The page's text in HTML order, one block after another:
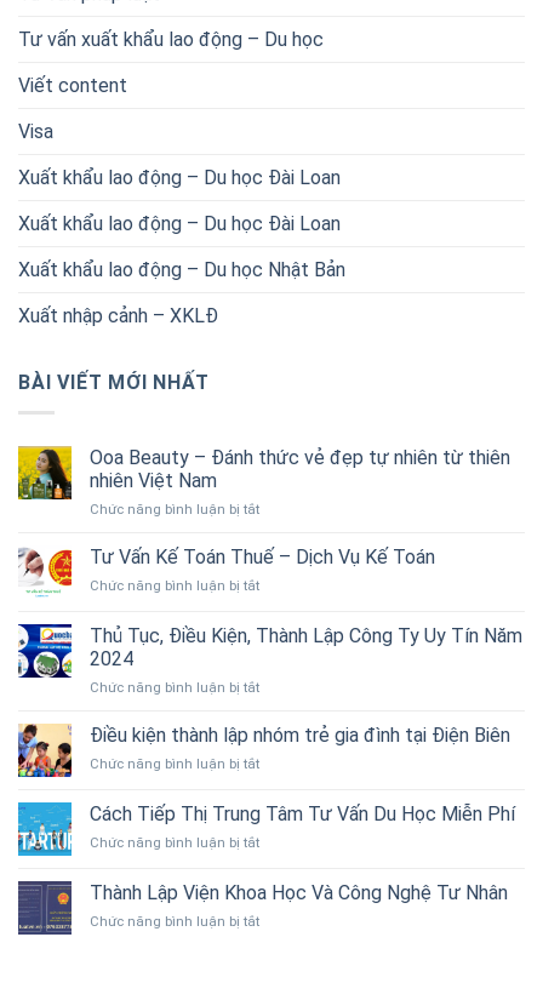
Tư vấn xuất khẩu lao động – Du học
Viết content
Visa
Xuất khẩu lao động – Du học Đài Loan
Xuất khẩu lao động – Du học Đài Loan
Xuất khẩu lao động – Du học Nhật Bản
Xuất nhập cảnh – XKLĐ
BÀI VIẾT MỚI NHẤT
Ooa Beauty – Đánh thức vẻ đẹp tự nhiên từ thiên
nhiên Việt Nam
Chức năng bình luận bị tắtở
Beauty
Đánh
vẻ
nhiên
thiên
Tư Vấn Kế Toán Thuế – Dịch Vụ Kế Toán
Chức năng bình luận bị tắtở
Vấn
Kế
Thuế
Dịch
Kế
Thủ Tục, Điều Kiện, Thành Lập Công Ty Uy Tín Năm
2024
Chức năng bình luận bị tắtở
Tục,
Kiện,
Lập
Ty
Tín
Điều kiện thành lập nhóm trẻ gia đình tại Điện Biên
Chức năng bình luận bị tắtở
kiện
thành
lập
trẻ
đình
Cách Tiếp Thị Trung Tâm Tư Vấn Du Học Miễn Phí
Chức năng bình luận bị tắtở
Tiếp
Thị
Trung
Thành Lập Viện Khoa Học Và Công Nghệ Tư Nhân
Chức năng bình luận bị tắtở